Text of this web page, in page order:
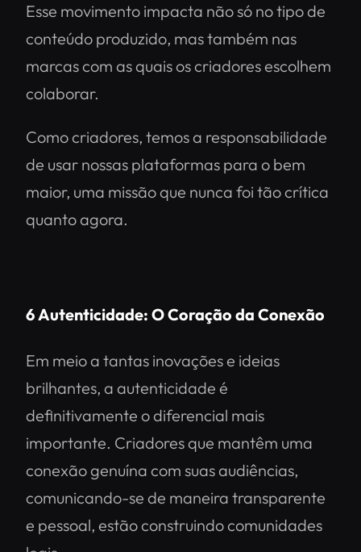
Esse movimento impacta não só no tipo de
conteúdo produzido, mas também nas
marcas com as quais os criadores escolhem
colaborar.
Como criadores, temos a responsabilidade
de usar nossas plataformas para o bem
maior, uma missão que nunca foi tão crítica
quanto agora.
6Autenticidade: O Coração da Conexão
Em meio a tantas inovações e ideias
brilhantes, a autenticidade é
definitivamente o diferencial mais
importante. Criadores que mantêm uma
conexão genuína com suas audiências,
comunicando-se de maneira transparente
e pessoal, estão construindo comunidades